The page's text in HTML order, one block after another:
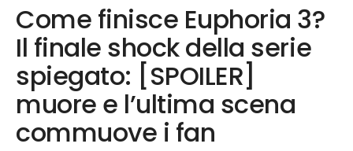
Come finisce Euphoria 3?
Il finale shock della serie
spiegato: [SPOILER]
muore e l’ultima scena
commuove i fan